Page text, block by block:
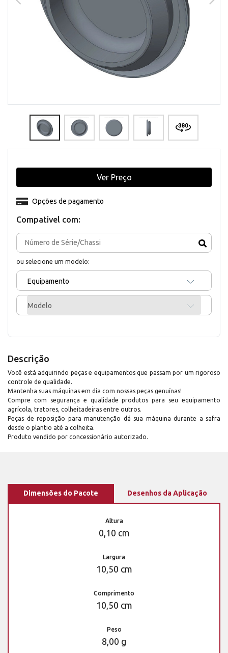
Compativel com:
ou selecione um modelo:
Equipamento
Modelo
Opções de pagamento
Ver Preço
Descrição
Você está adquirindo peças e equipamentos que passam por um rigoroso
controle de qualidade.
Mantenha suas máquinas em dia com nossas peças genuínas!
Compre com segurança e qualidade produtos para seu equipamento
agrícola, tratores, colheitadeiras entre outros.
Peças de reposição para manutenção dá sua máquina durante a safra
desde o plantio até a colheita.
Produto vendido por concessionário autorizado.
Dimensões do Pacote Desenhos da Aplicação
Altura
0,10 cm
Largura
10,50 cm
Comprimento
10,50 cm
Peso
8,00 g